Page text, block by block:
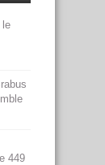
le
449